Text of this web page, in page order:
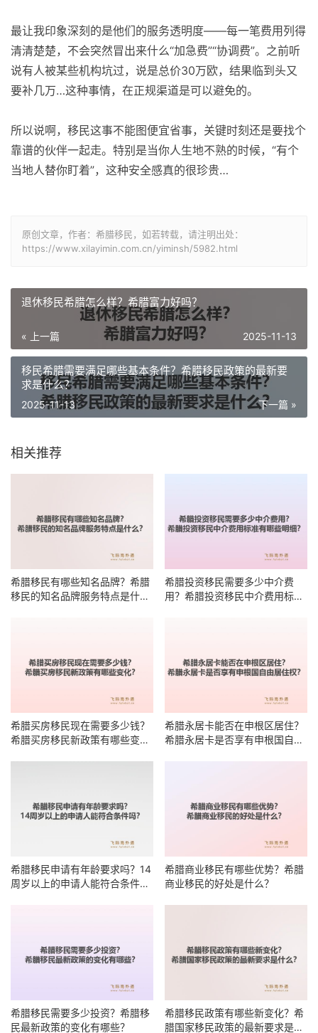
最让我印象深刻的是他们的服务透明度——每一笔费用列得
清清楚楚，不会突然冒出来什么“加急费”“协调费”。之前听
说有人被某些机构坑过，说是总价30万欧，结果临到头又
要补几万…这种事情，在正规渠道是可以避免的。
所以说啊，移民这事不能图便宜省事，关键时刻还是要找个
靠谱的伙伴一起走。特别是当你人生地不熟的时候，“有个
当地人替你盯着”，这种安全感真的很珍贵…
原创文章，作者：希腊移民，如若转载，请注明出处：
https://www.xilayimin.com.cn/yiminsh/5982.html
退休移民希腊怎么样？希腊富力好吗？
« 上一篇 2025-11-13
移民希腊需要满足哪些基本条件？希腊移民政策的最新要
求是什么？
下一篇 »
2025-11-13
相关推荐
希腊移民有哪些知名品牌？希腊
移民的知名品牌服务特点是什
希腊投资移民需要多少中介费
用？希腊投资移民中介费用标准
希腊买房移民现在需要多少钱？
希腊买房移民新政策有哪些变
希腊永居卡能否在申根区居住？
希腊永居卡是否享有申根国自由
希腊移民申请有年龄要求吗？14
周岁以上的申请人能符合条件
希腊商业移民有哪些优势？希腊
商业移民的好处是什么？
希腊移民需要多少投资？希腊移
民最新政策的变化有哪些？
希腊移民政策有哪些新变化？希
腊国家移民政策的最新要求是什